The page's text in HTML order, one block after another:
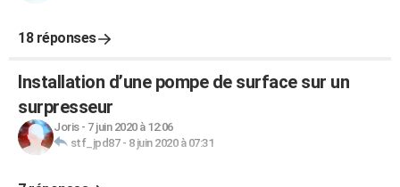
18 réponses
Installation d’une pompe de surface sur un
surpresseur
Joris- 7 juin 2020 à 12:06
stf_jpd87- 8 juin 2020 à 07:31